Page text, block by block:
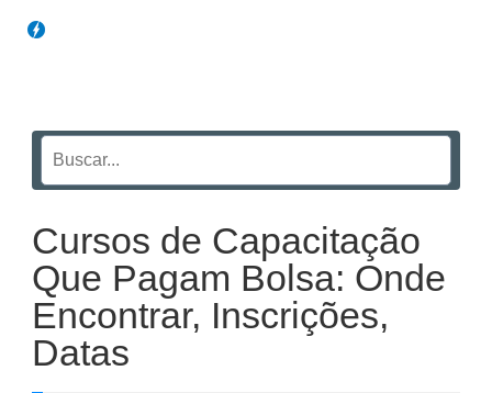
Cursos de Capacitação
Que Pagam Bolsa: Onde
Encontrar, Inscrições,
Datas